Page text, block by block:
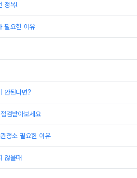
정복!
필요한 이유
안된다면?
검받아보세요
청소 필요한 이유
않을때